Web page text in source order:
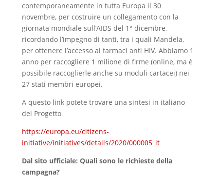
contemporaneamente in tutta Europa il 30
novembre, per costruire un collegamento con la
giornata mondiale sull’AIDS del 1° dicembre,
ricordando l’impegno di tanti, tra i quali Mandela,
per ottenere l’accesso ai farmaci anti HIV. Abbiamo 1
anno per raccogliere 1 milione di firme (online, ma è
possibile raccoglierle anche su moduli cartacei) nei
27 stati membri europei.
A questo link potete trovare una sintesi in italiano
del Progetto
https://europa.eu/citizens-
initiative/initiatives/details/2020/000005_it
Dal sito ufficiale: Quali sono le richieste della
campagna?